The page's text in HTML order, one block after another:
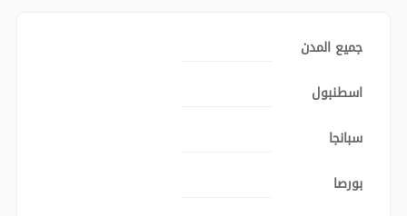
جميع المدن
اسطنبول
سبانجا
بورصا